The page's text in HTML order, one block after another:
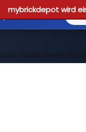
mybrickdepot wird
LEGO 76062 Mighty